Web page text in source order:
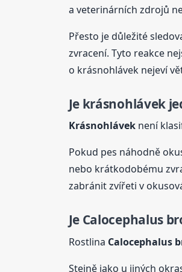
a veterinárních zdrojů
Přesto je důležité
zvracení. Tyto reakce
o krásnohlávek nejeví
Je krásnohlávek
Krásnohláveknení
Pokud pes náhodně
nebo krátkodobému
zabránit zvířeti v
Je Calocephalus
Rostlina Calocephalus
Stejně jako u jiných